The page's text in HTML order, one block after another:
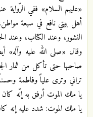
«عليهم السلام» ففي
أهل بيتي نافع في سبعة
النشور، وعند الكتاب، وعند
وقال «صلى الله عليه
صاحبها حتى تأكل من ثمار
تراني وترى علياً وفاطمة
يا ملك الموت أرفق به إنّه
يا ملك الموت: شدد عليه إنه